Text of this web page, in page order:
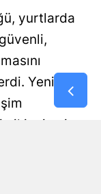
yurtlarda
Yeni
ikinci evi